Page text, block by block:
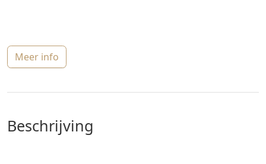
meer info
beschrijving